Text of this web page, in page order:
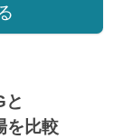
と
を比較